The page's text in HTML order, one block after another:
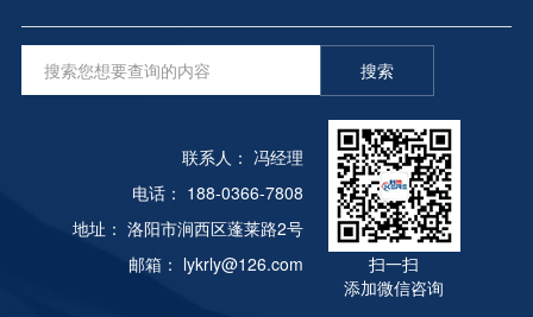
点火、电磁阀是否打开。严禁连续点火，否则会引起
爆炸！7） 每台燃烧器正常燃烧后，设定所需加热温
1） 准备关闭锅炉，依次关闭燃烧器，切断控制器电
源。2） 关闭气体手动阀（电磁阀下方）和气体电磁
阀。3） 助燃风机运行一段时间后（炉温低于300℃
时），应关闭助燃风机。
用下，炉内气体循环。我们认为打开工件架底部的排
气口，这样操作起来也比较方便。后来我们在另一条
多用途炉生产线上增加了新的排气系统，将炉内气体
引至炉外。开始时有些阀门B没有设置，炉内的油气
和水气直接排放到炉外。存在的问题是:当炉内油水
气体流经炉外管道时，由于管道温度较低，油水气体
变为液体，液体从管道界面渗出，污染室内环境。之
后，加入一些B，定期在B处打开阀门，排出积存的
油和水。开启或关闭阀门A。B根据回火的要求。当
炉门和小车的动力由电动机提供，并具有控制功能。
电炉的每个活动机构均选择联锁控制，即炉门打开
后，自动封锁加热元件的电源，并在手推车一起行走
时恢复电源；炉门关闭后，自动切断手推车行走电机
的电源，并恢复加热元件的电源，以免因误操作而引
起事故。加热元件由耐高温合金丝制成，该合金丝被
缠绕成条带和螺旋形。它悬挂在炉子的侧面和小车的
铬丝砖上。用高铝瓷钉和铬丝砖固定，以免掉出。铸
钢炉的底板安装在小车上以支撑工件。为了避免在加
搜索
联系人： 冯经理
电话： 188-0366-7808
地址： 洛阳市涧西区蓬莱路2号
邮箱： lykrly@126.com
扫一扫
添加微信咨询